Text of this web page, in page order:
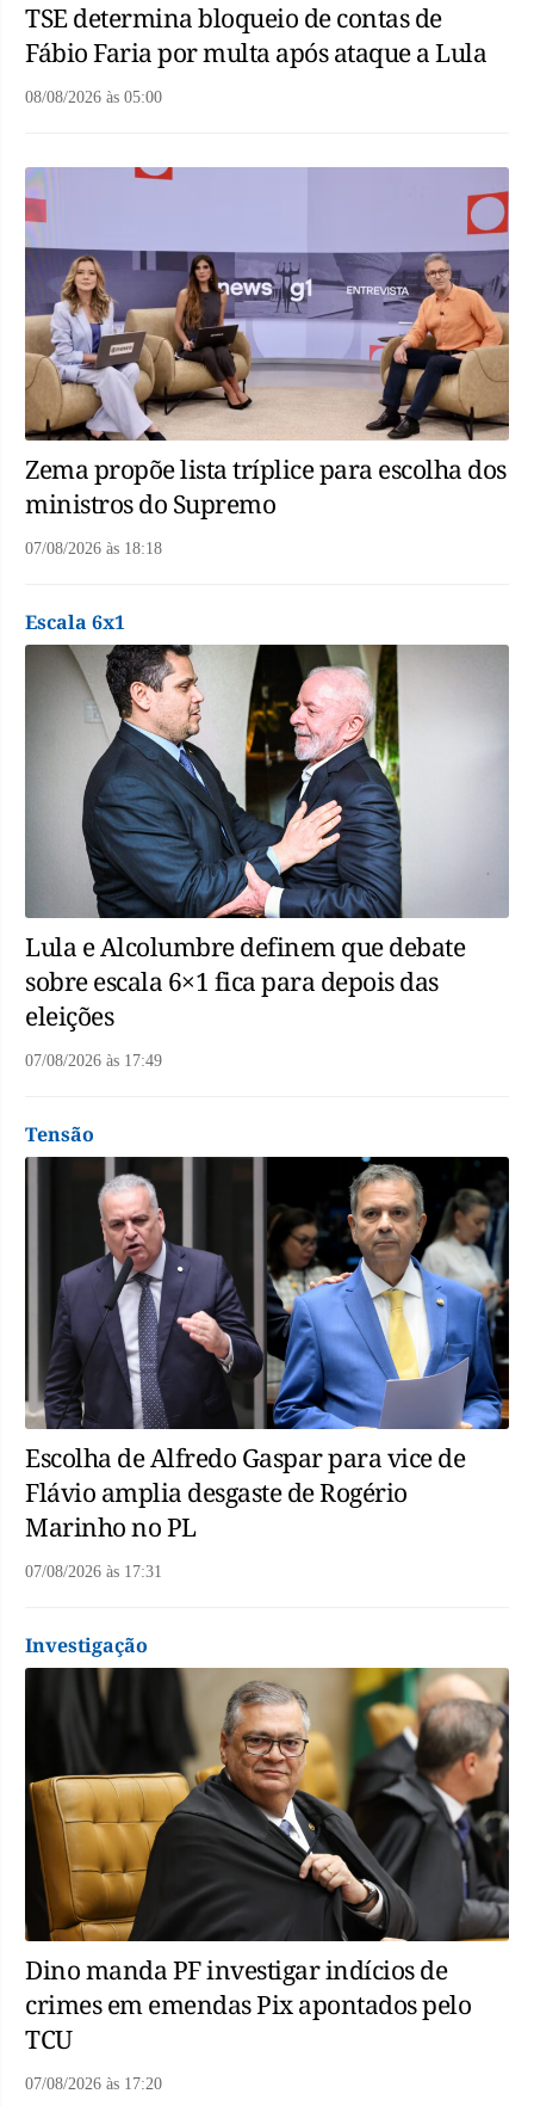
TSE determina bloqueio de contas de
Fábio Faria por multa após ataque a Lula
08/08/2026 às 05:00
Zema propõe lista tríplice para escolha dos
ministros do Supremo
07/08/2026 às 18:18
Escala 6x1
Lula e Alcolumbre definem que debate
sobre escala 6×1 fica para depois das
eleições
07/08/2026 às 17:49
Tensão
Escolha de Alfredo Gaspar para vice de
Flávio amplia desgaste de Rogério
Marinho no PL
07/08/2026 às 17:31
Investigação
Dino manda PF investigar indícios de
crimes em emendas Pix apontados pelo
TCU
07/08/2026 às 17:20